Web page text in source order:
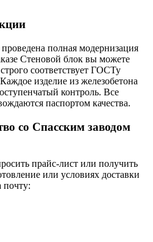
полная модернизация
Стеновой блок вы можете
соответствует ГОСТу
изделие из железобетона
контроль. Все
паспортом качества.
со Cпасским заводом
прайс-лист или получить
или условиях доставки
почту: